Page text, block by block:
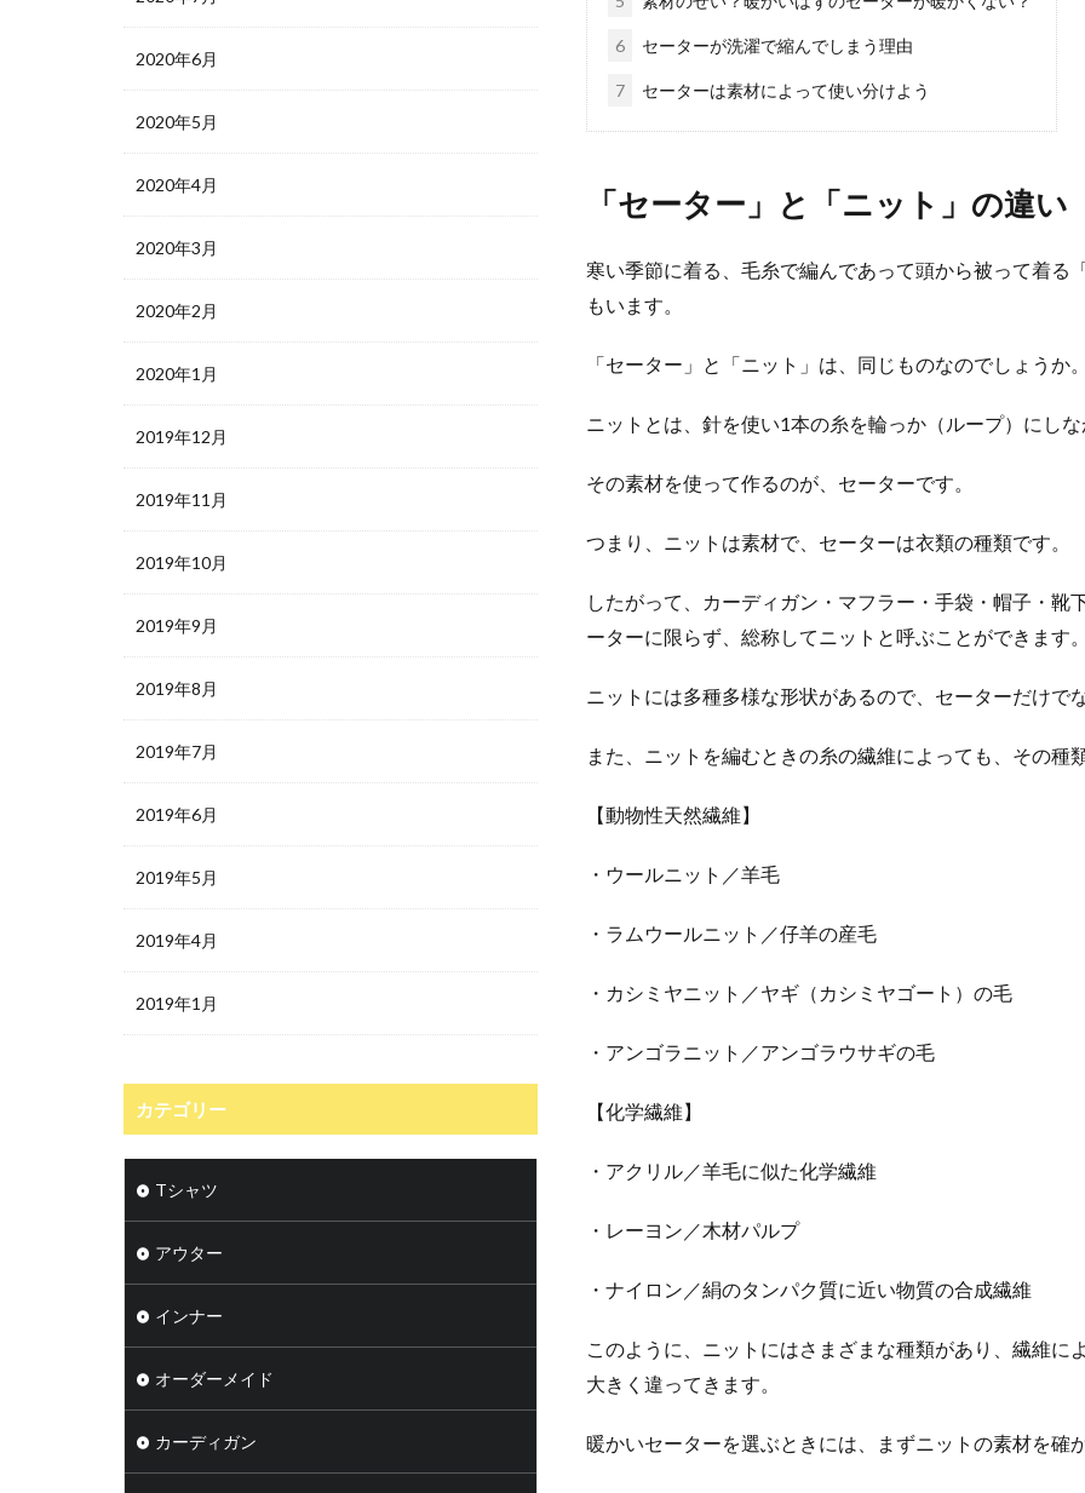
6 セーターが洗濯で縮んでしまう理由
7 セーターは素材によって使い分けよう
「セーター」と「ニット」の違い
寒い季節に着る、毛糸で編んであって頭から被って着
もいます。
「セーター」と「ニット」は、同じものなのでしょうか。
ニットとは、針を使い1本の糸を輪っか（ループ）にし
その素材を使って作るのが、セーターです。
つまり、ニットは素材で、セーターは衣類の種類です。
したがって、カーディガン・マフラー・手袋・帽子・
ーターに限らず、総称してニットと呼ぶことができます。
ニットには多種多様な形状があるので、セーターだけで
また、ニットを編むときの糸の繊維によっても、その種
【動物性天然繊維】
・ウールニット／羊毛
・ラムウールニット／仔羊の産毛
・カシミヤニット／ヤギ（カシミヤゴート）の毛
・アンゴラニット／アンゴラウサギの毛
【化学繊維】
・アクリル／羊毛に似た化学繊維
・レーヨン／木材パルプ
・ナイロン／絹のタンパク質に近い物質の合成繊維
このように、ニットにはさまざまな種類があり、繊維に
大きく違ってきます。
暖かいセーターを選ぶときには、まずニットの素材を確
2020年6月
2020年5月
2020年4月
2020年3月
2020年2月
2020年1月
2019年12月
2019年11月
2019年10月
2019年9月
2019年8月
2019年7月
2019年6月
2019年5月
2019年4月
2019年1月
カテゴリー
Tシャツ
アウター
インナー
オーダーメイド
カーディガン